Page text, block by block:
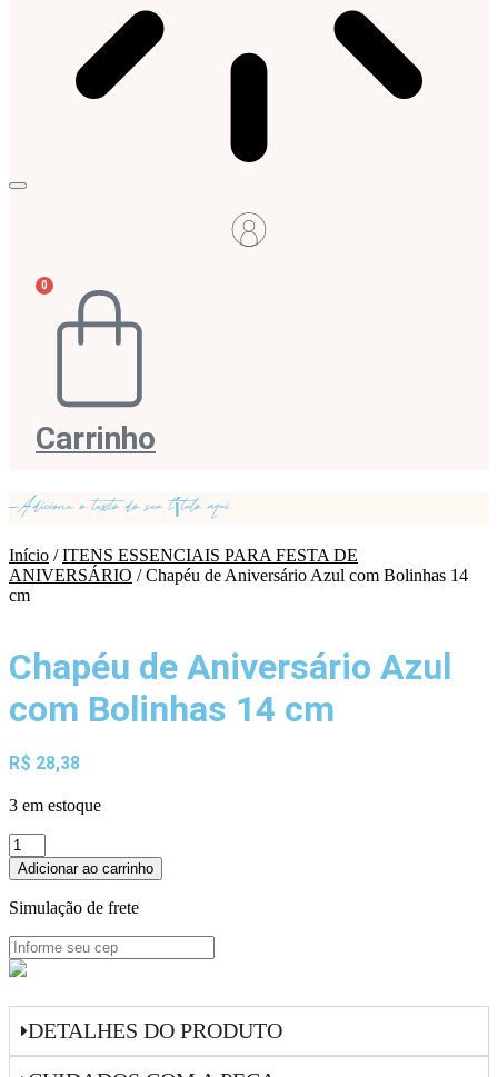
0
Carrinho
Adicione o texto do seu título aqui
Início /ITENS ESSENCIAIS PARA FESTA DE
ANIVERSÁRIO / Chapéu de Aniversário Azul com Bolinhas 14
cm
Chapéu de Aniversário Azul
com Bolinhas 14 cm
R$ 28,38
3 em estoque
Chapéu
de
Aniversário
Azul
Bolinhas
14
cm
quantidade
Adicionar ao carrinho
Simulação de frete
DETALHES DO PRODUTO